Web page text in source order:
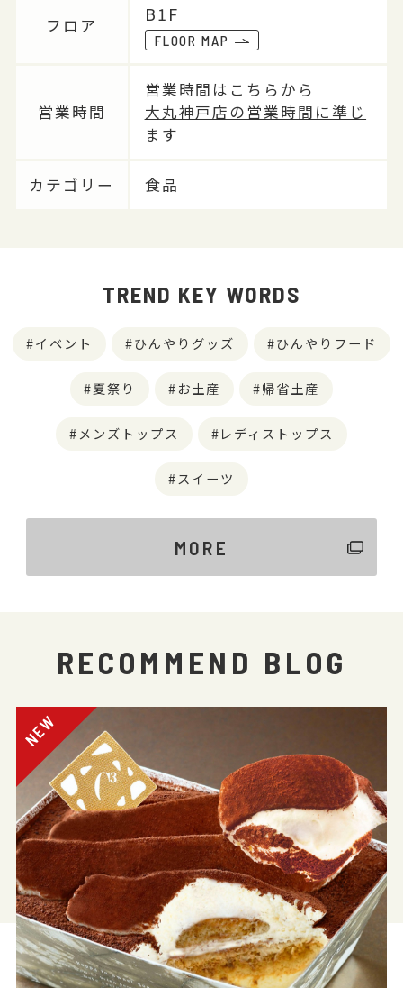
フロア
B1F
FLOOR MAP
営業時間
営業時間はこちらから
大丸神戸店の営業時間に準じ
ます
カテゴリー 食品
TREND KEY WORDS
イベント ひんやりグッズ ひんやりフード
夏祭り お土産 帰省土産
メンズトップス レディストップス
スイーツ
MORE
RECOMMEND BLOG